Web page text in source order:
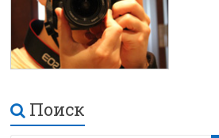
Поиск